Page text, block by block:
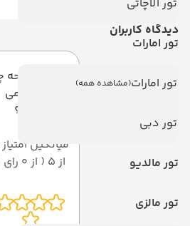
تور آلاچاتی
تور امارات
تور امارات(مشاهده همه)
تور دبی
تور مالدیو
تور مالزی
دیدگاه کاربران
به این صفحه
امتیازی می
دهید؟
از 5 ( از 0 رای )